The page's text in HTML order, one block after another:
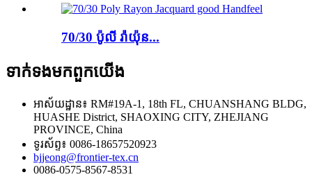
70/30 ប៉ូលី រ៉ាយ៉ុន...
ទាក់ទង​មក​ពួក​យើង
អាស័យដ្ឋាន៖ RM#19A-1, 18th FL, CHUANSHANG BLDG,
HUASHE District, SHAOXING CITY, ZHEJIANG
PROVINCE, China
ទូរស័ព្ទ៖ 0086-18657520923
bjjeong@frontier-tex.cn
0086-0575-8567-8531